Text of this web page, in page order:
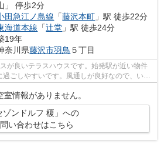
」 停歩2分
田急江ノ島線 「藤沢本町 」駅 徒歩22分
海道本線 「辻堂 」駅 徒歩24分
19年
奈川県藤沢市羽鳥 ５丁目
が良いテラスハウスです。始発駅が近い物件
ごしやすいです。風通しが良好なので、いつ
室情報がありません。
ゾンドルフ 榎」への
い合わせはこちら